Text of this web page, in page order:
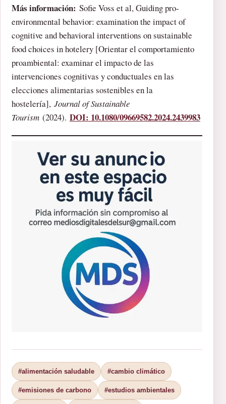
Más información: Sofie Voss et al, Guiding pro-
environmental behavior: examination the impact of
cognitive and behavioral interventions on sustainable
food choices in hotelery [Orientar el comportamiento
proambiental: examinar el impacto de las
intervenciones cognitivas y conductuales en las
elecciones alimentarias sostenibles en la
hostelería], Journal of Sustainable
Tourism (2024). DOI: 10.1080/09669582.2024.2439983
#alimentación saludable #cambio climático
#emisiones de carbono #estudios ambientales